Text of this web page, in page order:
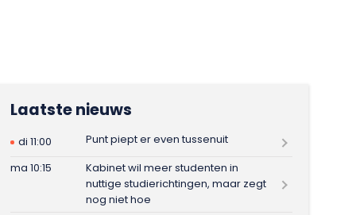
Laatste nieuws
di 11:00
Punt piept er even tussenuit
ma 10:15
Kabinet wil meer studenten in
nuttige studierichtingen, maar zegt
nog niet hoe